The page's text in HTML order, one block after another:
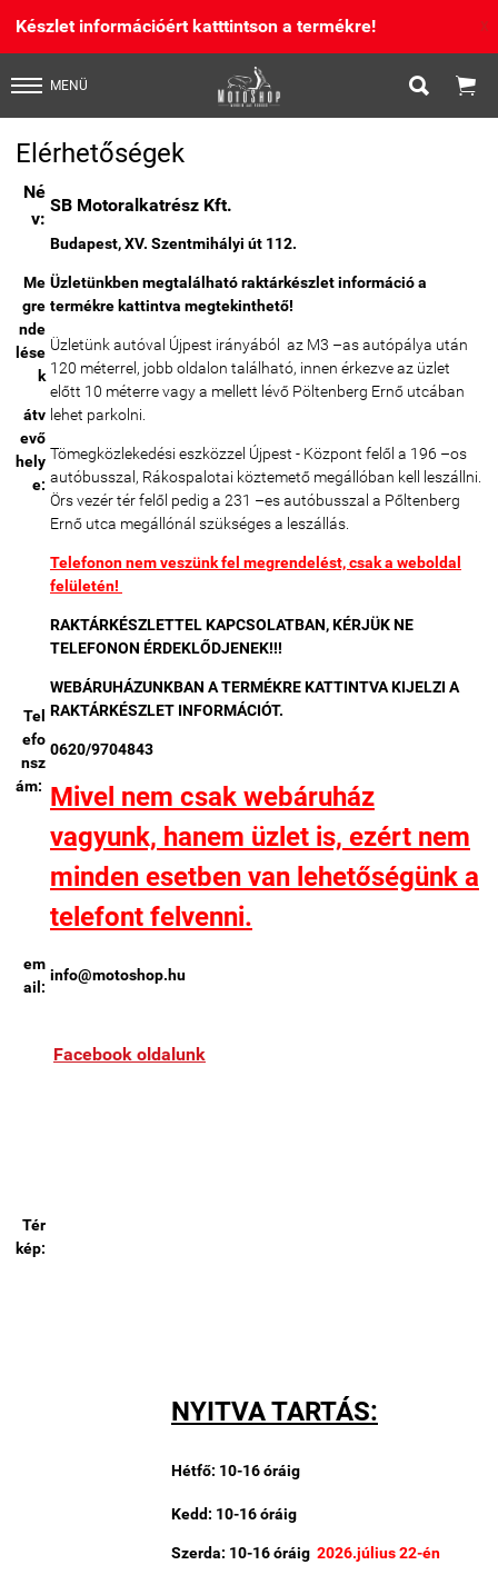
Készlet információért katttintson a termékre! X
MENÜ  
Elérhetőségek
Né
v:
SB Motoralkatrész Kft.
Me
gre
nde
lése
k
átv
evő
hely
e:
Budapest, XV. Szentmihályi út 112.
Üzletünkben megtalálható raktárkészlet információ a
termékre kattintva megtekinthető!
Üzletünk autóval Újpest irányából az M3 –as autópálya után
120 méterrel, jobb oldalon található, innen érkezve az üzlet
előtt 10 méterre vagy a mellett lévő Pöltenberg Ernő utcában
lehet parkolni.
Tömegközlekedési eszközzel Újpest - Központ felől a 196 –os
autóbusszal, Rákospalotai köztemető megállóban kell leszállni.
Örs vezér tér felől pedig a 231 –es autóbusszal a Pőltenberg
Ernő utca megállónál szükséges a leszállás.
Tel
efo
nsz
ám:
Telefonon nem veszünk fel megrendelést, csak a weboldal
felületén!
RAKTÁRKÉSZLETTEL KAPCSOLATBAN, KÉRJÜK NE
TELEFONON ÉRDEKLŐDJENEK!!!
WEBÁRUHÁZUNKBAN A TERMÉKRE KATTINTVA KIJELZI A
RAKTÁRKÉSZLET INFORMÁCIÓT.
0620/9704843
Mivel nem csak webáruház
vagyunk, hanem üzlet is, ezért nem
minden esetben van lehetőségünk a
telefont felvenni.
em
ail:
info@motoshop.hu
Facebook oldalunk
Tér
kép:
NYITVA TARTÁS:
Hétfő: 10-16 óráig
Kedd: 10-16 óráig
Szerda: 10-16 óráig 2026.július 22-én